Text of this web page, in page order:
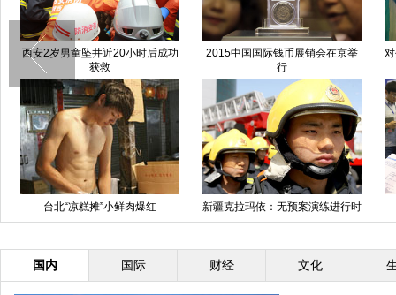
西安2岁男童坠井近20小时后成功
获救
2015中国国际钱币展销会在京举
行
台北“凉糕摊”小鲜肉爆红 新疆克拉玛依：无预案演练进行时
国内 国际 财经 文化